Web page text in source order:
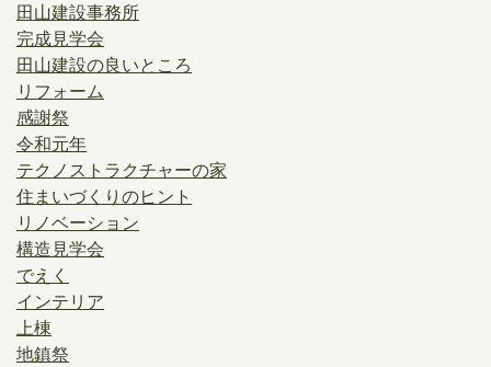
田山建設事務所
完成見学会
田山建設の良いところ
リフォーム
感謝祭
令和元年
テクノストラクチャーの家
住まいづくりのヒント
リノベーション
構造見学会
でえく
インテリア
上棟
地鎮祭